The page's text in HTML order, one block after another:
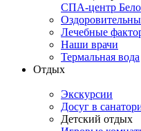
СПА-центр
Лечебные
Наши врачи
Термальная вода
Отдых
Экскурсии
Досуг в
Детский отдых